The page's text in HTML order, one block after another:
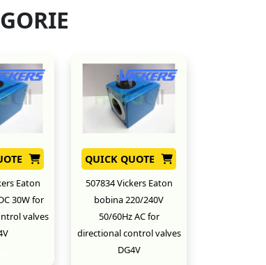
Eaton
30W for
valves
QUICK QUOTE
507834 Vickers Eaton
bobina 220/240V
50/60Hz AC for
directional control valves
DG4V